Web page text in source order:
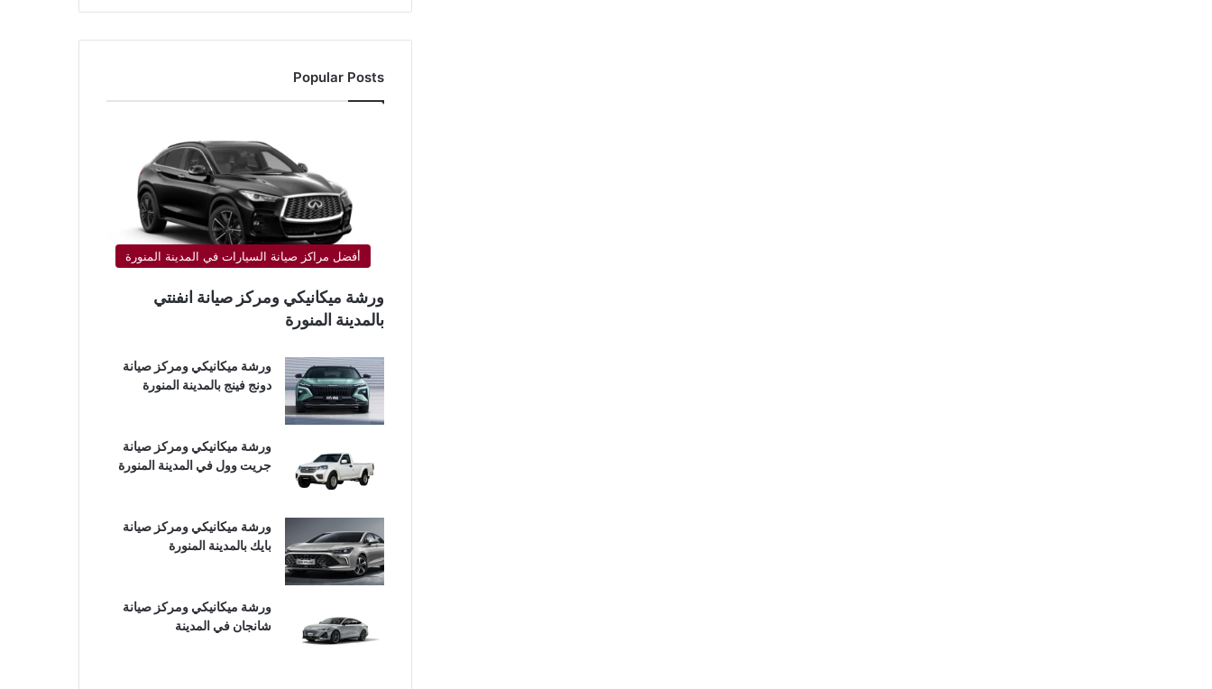
Popular Posts
أفضل مراكز صيانة السيارات في المدينة المنورة
ورشة ميكانيكي ومركز صيانة انفنتي
بالمدينة المنورة
ورشة ميكانيكي ومركز صيانة
دونج فينج بالمدينة المنورة
ورشة ميكانيكي ومركز صيانة
جريت وول في المدينة المنورة
ورشة ميكانيكي ومركز صيانة
بايك بالمدينة المنورة
ورشة ميكانيكي ومركز صيانة
شانجان في المدينة